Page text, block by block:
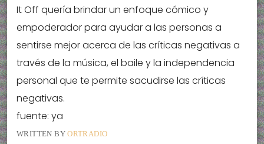
It Off quería brindar un enfoque cómico y
empoderador para ayudar a las personas a
sentirse mejor acerca de las críticas negativas a
través de la música, el baile y la independencia
personal que te permite sacudirse las críticas
negativas.
fuente: ya
WRITTEN BYORTRADIO